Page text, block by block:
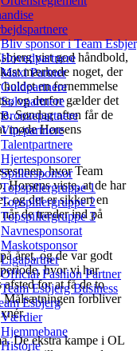
Bliv sponsor i Team
Hovedpartnere
Maxi Partner
Guldpartnere
Sølvpartnere
Bronzepartnere
Vip-partnere
Talentpartnere
Hjertesponsorer
Spillersponsor
Topspillergruppe 1
Topspillergruppe 2
Topspillergruppe 3
Navnesponsorat
Maskotsponsor
Ligapartner
Official Fashion Partner
Team Esbjerg Business
Esbjerg
Værdier
Hjemmebane
Historie
vist god håndbold,
mærkede noget, der
en fornemmelse
og derfor gælder det
Søndag aften får de
møde Horsens
hvor Team
Horsens viste, at de har
og det er sikkert en
de træder ind på
året, og de var godt
hvor vi har
for at få de to
Målsætningen forbliver
De ekstra kampe i OL